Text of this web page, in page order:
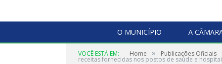
O MUNICÍPIO A
VOCÊ ESTÁ EM: Home » Publicações Oficiais
receitas fornecidas nos postos de saúde e